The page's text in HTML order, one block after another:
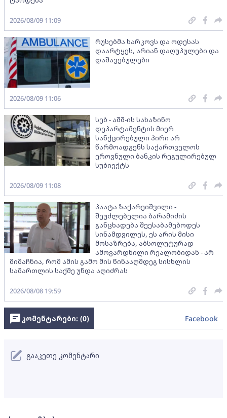
2026/08/09 11:09
რუსებმა ხარკოვს და ოდესას
დაარტყეს, არიან დაღუპულები და
დაშავებულები
2026/08/09 11:06
სებ - აშშ-ის სახაზინო
დეპარტამენტის მიერ
სანქცირებული პირი არ
წარმოადგენს საქართველოს
ეროვნული ბანკის რეგულირებულ
სუბიექტს
2026/08/09 11:08
პაატა ზაქარეიშვილი -
შეუძლებელია ბარამიძის
განცხადება შეესაბამებოდეს
სინამდვილეს, ეს არის მისი
მოსაზრება, აბსოლუტურად
ამოვარდნილი რეალობიდან - არ
მიმაჩნია, რომ ამის გამო მის წინააღმდეგ სისხლის
სამართლის საქმე უნდა აღიძრას
2026/08/08 19:59
კომენტარები: (0) Facebook
გააკეთე კომენტარი